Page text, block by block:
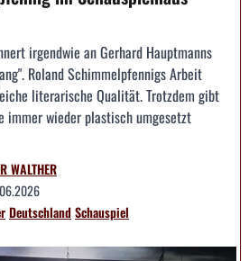
irgendwie an Gerhard Hauptmanns
Roland Schimmelpfennigs Arbeit
literarische Qualität. Trotzdem gibt
immer wieder plastisch umgesetzt
WALTHER
DeutschlandSchauspiel